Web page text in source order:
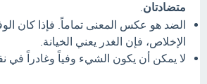
متضادتان
الضد هو عكس المعنى تماماً. فإذا كان
الإخلاص، فإن الغدر يعني الخيانة.
لا يمكن أن يكون الشيء وفياً وغادراً في